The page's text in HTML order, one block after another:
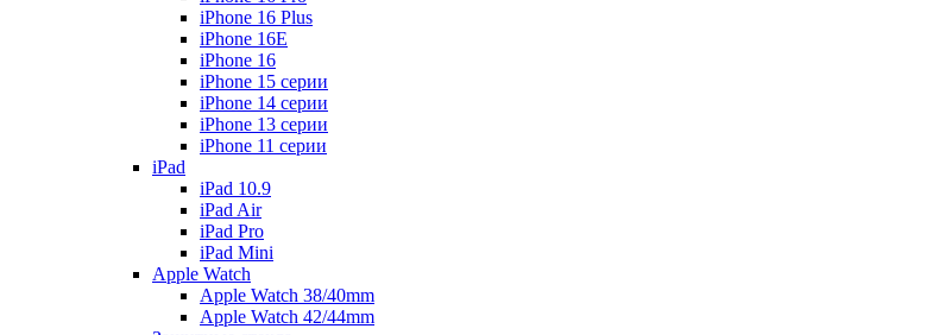
iPhone 16 Plus
iPhone 16E
iPhone 16
iPhone 15 серии
iPhone 14 серии
iPhone 13 серии
iPhone 11 серии
iPad
iPad 10.9
iPad Air
iPad Pro
iPad Mini
Apple Watch
Apple Watch 38/40mm
Apple Watch 42/44mm